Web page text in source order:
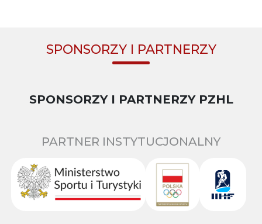
SPONSORZY I PARTNERZY
SPONSORZY I PARTNERZY PZHL
PARTNER INSTYTUCJONALNY